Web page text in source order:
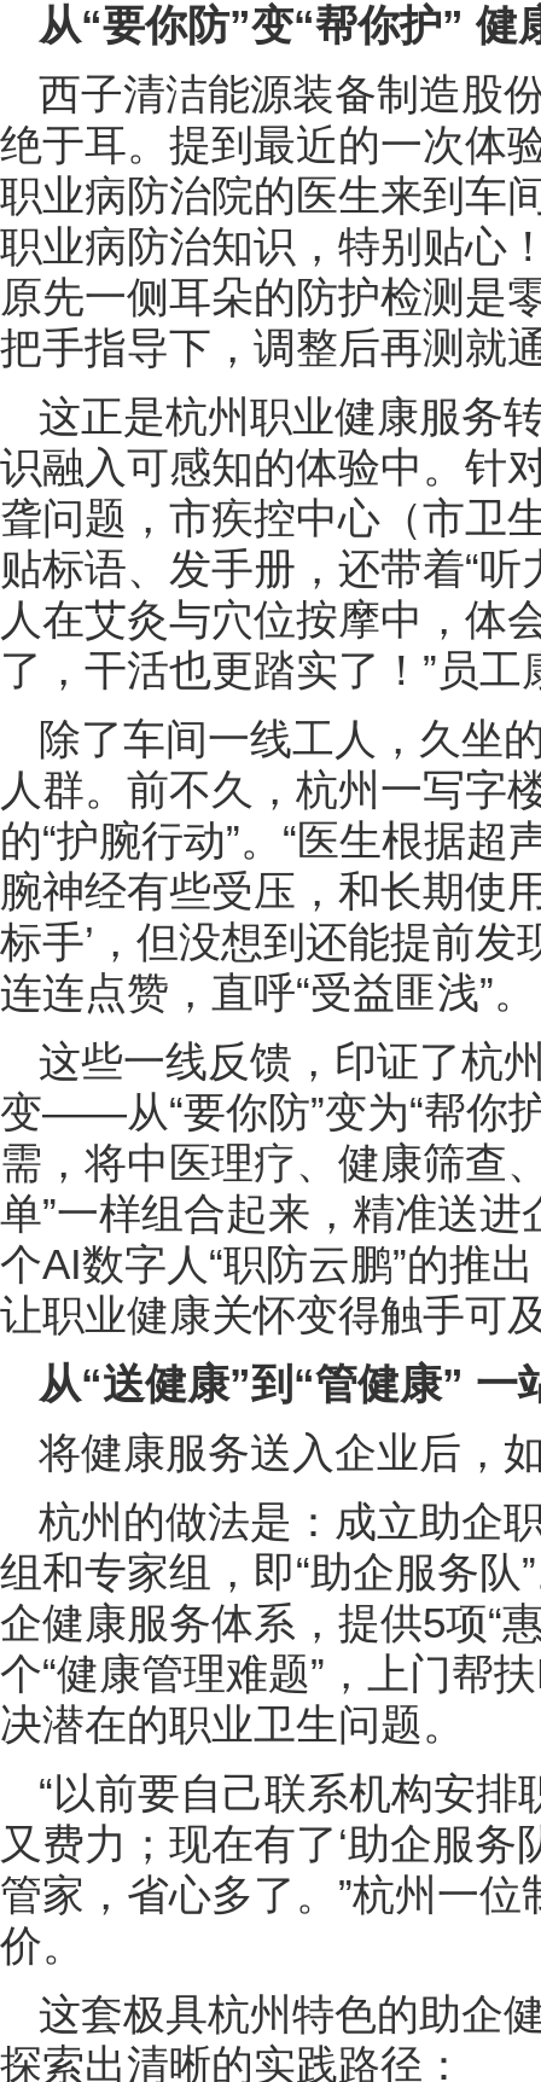
从“要你防”变“帮你护” 健
西子清洁能源装备制造股
绝于耳。提到最近的一次体
职业病防治院的医生来到车
职业病防治知识，特别贴心
原先一侧耳朵的防护检测是
把手指导下，调整后再测就
这正是杭州职业健康服
识融入可感知的体验中。针
聋问题，市疾控中心（市卫
贴标语、发手册，还带着“
人在艾灸与穴位按摩中，体
了，干活也更踏实了！”员工
除了车间一线工人，久坐
人群。前不久，杭州一写字
的“护腕行动”。“医生根据
腕神经有些受压，和长期使
标手’，但没想到还能提前发
连连点赞，直呼“受益匪浅”。
这些一线反馈，印证了杭
变——从“要你防”变为“帮你
需，将中医理疗、健康筛查
单”一样组合起来，精准送
个AI数字人“职防云鹏”的推
让职业健康关怀变得触手可
从“送健康”到“管健康”
将健康服务送入企业后，
杭州的做法是：成立助企
组和专家组，即“助企服务队
企健康服务体系，提供5项“
个“健康管理难题”，上门帮
决潜在的职业卫生问题。
“以前要自己联系机构安
又费力；现在有了‘助企服务
管家，省心多了。”杭州一
价。
这套极具杭州特色的助企
探索出清晰的实践路径：